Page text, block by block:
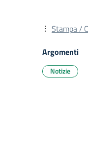
Stampa /
Argomenti
Notizie